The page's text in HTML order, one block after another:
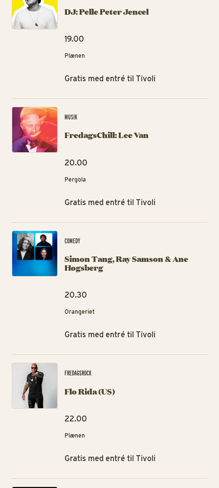
DJ: Pelle Peter Jencel
19.00
Plænen
Gratis med entré til Tivoli
MUSIK
FredagsChill: Lee Van
20.00
Pergola
Gratis med entré til Tivoli
COMEDY
Simon Tang, Ray Samson & Ane
Høgsberg
20.30
Orangeriet
Gratis med entré til Tivoli
FREDAGSROCK
Flo Rida (US)
22.00
Plænen
Gratis med entré til Tivoli